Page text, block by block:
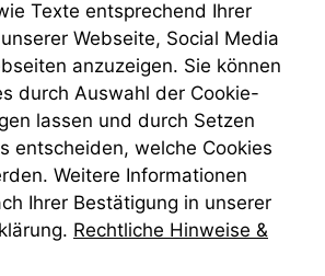
Texte entsprechend Ihrer
Webseite, Social Media
anzuzeigen. Sie können
durch Auswahl der Cookie-
lassen und durch Setzen
entscheiden, welche Cookies
Weitere Informationen
Ihrer Bestätigung in unserer
Rechtliche Hinweise &